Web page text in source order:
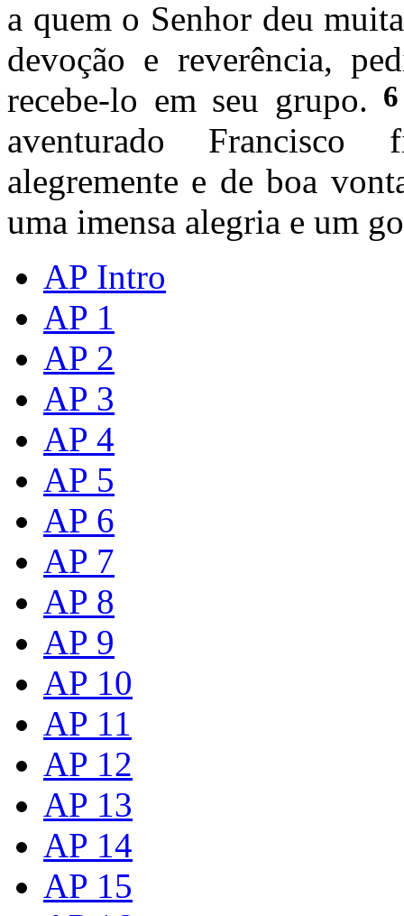
a quem o Senhor deu
devoção e reverência,
recebe-lo em seu grupo. 6
aventurado Francisco
alegremente e de boa
uma imensa alegria e um
AP Intro
AP 1
AP 2
AP 3
AP 4
AP 5
AP 6
AP 7
AP 8
AP 9
AP 10
AP 11
AP 12
AP 13
AP 14
AP 15